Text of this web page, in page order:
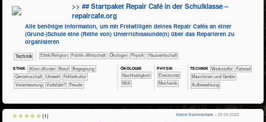
>> ## Startpaket Repair Café in der Schulklasse –
repaircafe.org
Alle benötigte Information, um mit Freiwilligen deines Repair Cafés an einer
(Grund-)Schule eine (Reihe von) Unterrichtsstunde(n) über das Reparieren zu
organisieren
​Technik ​​​​​​​​​​Ethik/​Religion ​​​​​​​​​Politik+​Wirtschaft ​​​​​​​​Ökologie ​​​​​​​Physik ​Haus­wirtschaft
ETHIK (Klein-)Kinder ​​​​​​​​​​​​​​​Beruf
​​​​​​​​​​​​Begegnung
​​​​​​​​​​Gemeinschaft
​​​​​Umwelt
​​Fehlerkultur
​​Verantwortung
​​Vorbilder? Freude
ÖKO​LOGIE
​​​​​​​​​​​​​​​Nachhaltigkeit
​Müll
PHY​SIK
​​​Elektrizität
​​​Mechanik
TECH​NIK ​​​​​​​​​Werkstoffe
​​​​​​​Fahrrad
​​​​Maschinen und Geräte
Aufbewahrung
Keine Kommentare – 25.09.2025
(1)